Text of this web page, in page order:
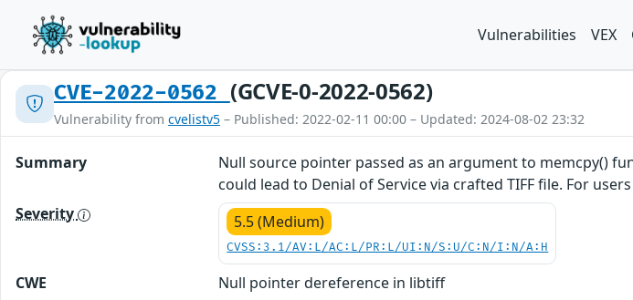
Vulnerabilities VEX
CVE-2022-0562 (GCVE-0-2022-0562)
Vulnerability from cvelistv5 – Published: 2022-02-11 00:00 – Updated: 2024-08-02 23:32
Summary
Null source pointer passed as an argument to memcpy()
could lead to Denial of Service via crafted TIFF file. For
Severity
5.5 (Medium)
CVSS:3.1/AV:L/AC:L/PR:L/UI:N/S:U/C:N/I:N/A:H
CWE
Null pointer dereference in libtiff